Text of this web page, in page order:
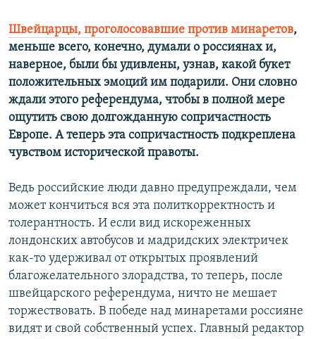
Все сайты РСЕ/РС
Швейцарцы, проголосовавшие против минаретов,
меньше всего, конечно, думали о россиянах и,
наверное, были бы удивлены, узнав, какой букет
положительных эмоций им подарили. Они словно
ждали этого референдума, чтобы в полной мере
ощутить свою долгожданную сопричастность
Европе. А теперь эта сопричастность подкреплена
чувством исторической правоты.
Ведь российские люди давно предупреждали, чем
может кончиться вся эта политкорректность и
толерантность. И если вид искореженных
лондонских автобусов и мадридских электричек
как-то удерживал от открытых проявлений
благожелательного злорадства, то теперь, после
швейцарского референдума, ничто не мешает
торжествовать. В победе над минаретами россияне
видят и свой собственный успех. Главный редактор